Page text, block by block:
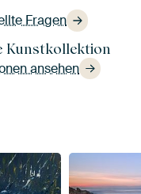
Fragen
Kunstkollektion
ansehen